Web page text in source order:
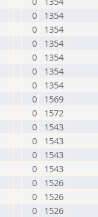
0
1354
0
1354
0
1354
0
1354
0
1354
0
1354
0
1569
0
1572
0
1543
0
1543
0
1543
0
1543
0
1526
0
1526
0 1526